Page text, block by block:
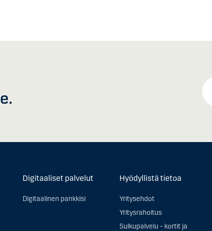
Digitaaliset palvelut
Digitaalinen pankkisi
Hyödyllistä tietoa
Yritysehdot
Yritysrahoitus
Sulkupalvelu – kortit ja